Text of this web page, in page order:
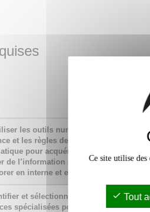
s’approprier des méthodes et des
de mise en œuvre de projets de
»,
professionnel »,
».
les outils numériques de
et les règles de sécurité
pour acquérir, traiter, produire et
de l’information ainsi que pour
en interne et en externe
et sélectionner diverses
spécialisées pour documenter un
Ce site utilise des
Tout